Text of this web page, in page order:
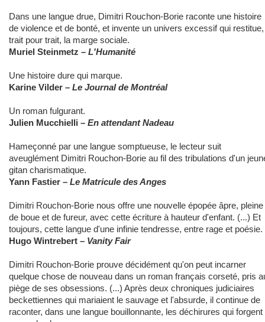
Dans une langue drue, Dimitri Rouchon-Borie raconte une histoire
de violence et de bonté, et invente un univers excessif qui restitue,
trait pour trait, la marge sociale.
Muriel Steinmetz – L'Humanité
Une histoire dure qui marque.
Karine Vilder – Le Journal de Montréal
Un roman fulgurant.
Julien Mucchielli – En attendant Nadeau
Hameçonné par une langue somptueuse, le lecteur suit
aveuglément Dimitri Rouchon-Borie au fil des tribulations d'un
gitan charismatique.
Yann Fastier – Le Matricule des Anges
Dimitri Rouchon-Borie nous offre une nouvelle épopée âpre, pleine
de boue et de fureur, avec cette écriture à hauteur d'enfant. (...) Et
toujours, cette langue d'une infinie tendresse, entre rage et poésie.
Hugo Wintrebert – Vanity Fair
Dimitri Rouchon-Borie prouve décidément qu'on peut incarner
quelque chose de nouveau dans un roman français corseté, pris
piège de ses obsessions. (...) Après deux chroniques judiciaires
beckettiennes qui mariaient le sauvage et l'absurde, il continue de
raconter, dans une langue bouillonnante, les déchirures qui forgent